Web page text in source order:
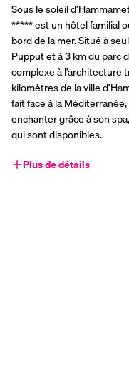
Sous le soleil
***** est un hôtel familial
bord de la mer. Situé à
Pupput et à 3 km du parc
complexe à
kilomètres de la ville
fait face à la
enchanter grâce à son
qui sont disponibles.
Plus de détails